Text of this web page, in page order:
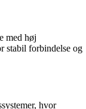
med høj
stabil forbindelse og
hvor